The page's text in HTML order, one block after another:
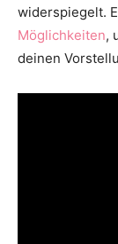
widerspiegelt.
Möglichkeiten,
deinen